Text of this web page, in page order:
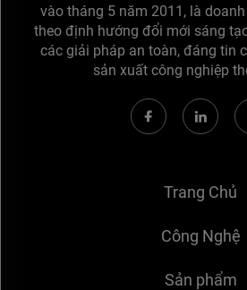
vào tháng 5 năm 2011, là
theo định hướng đổi mới sáng
các giải pháp an toàn, đáng tin
sản xuất công nghiệp
Trang Chủ
Công Nghệ
Sản phẩm